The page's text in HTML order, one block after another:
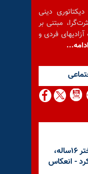
دینی
مبتنی بر
فردی و
ادامه...
جراحت مرموز آرمیتا گراوند دختر ۱۶ساله،
- انعکاس